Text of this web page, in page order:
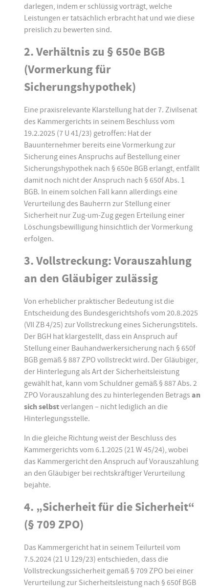
darlegen, indem er schlüssig vorträgt, welche
Leistungen er tatsächlich erbracht hat und wie diese
preislich zu bewerten sind.
2. Verhältnis zu § 650e BGB
(Vormerkung für
Sicherungshypothek)
Eine praxisrelevante Klarstellung hat der 7. Zivilsenat
des Kammergerichts in seinem Beschluss vom
19.2.2025 (7 U 41/23) getroffen: Hat der
Bauunternehmer bereits eine Vormerkung zur
Sicherung eines Anspruchs auf Bestellung einer
Sicherungshypothek nach § 650e BGB erlangt, entfällt
damit noch nicht der Anspruch nach § 650f Abs. 1
BGB. In einem solchen Fall kann allerdings eine
Verurteilung des Bauherrn zur Stellung einer
Sicherheit nur Zug-um-Zug gegen Erteilung einer
Löschungsbewilligung hinsichtlich der Vormerkung
erfolgen.
3. Vollstreckung: Vorauszahlung
an den Gläubiger zulässig
Von erheblicher praktischer Bedeutung ist die
Entscheidung des Bundesgerichtshofs vom 20.8.2025
(VII ZB 4/25) zur Vollstreckung eines Sicherungstitels.
Der BGH hat klargestellt, dass ein Anspruch auf
Stellung einer Bauhandwerkersicherung nach § 650f
BGB gemäß § 887 ZPO vollstreckt wird. Der Gläubiger,
der Hinterlegung als Art der Sicherheitsleistung
gewählt hat, kann vom Schuldner gemäß § 887 Abs. 2
ZPO Vorauszahlung des zu hinterlegenden Betrags an
sich selbstverlangen – nicht lediglich an die
Hinterlegungsstelle.
In die gleiche Richtung weist der Beschluss des
Kammergerichts vom 6.1.2025 (21 W 45/24), wobei
das Kammergericht den Anspruch auf Vorauszahlung
an den Gläubiger bei rechtskräftiger Verurteilung
bejahte.
4. „Sicherheit für die Sicherheit“
(§ 709 ZPO)
Das Kammergericht hat in seinem Teilurteil vom
7.5.2024 (21 U 129/23) entschieden, dass die
Vollstreckungssicherheit gemäß § 709 ZPO bei einer
Verurteilung zur Sicherheitsleistung nach § 650f BGB